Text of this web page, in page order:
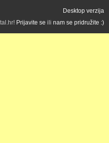
Desktop verzija
Prijavite se ili nam se pridružite :)